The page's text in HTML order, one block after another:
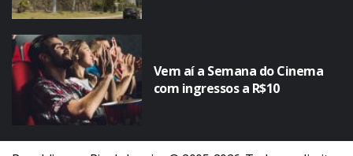
Vem aí a Semana do Cinema
com ingressos a R$10